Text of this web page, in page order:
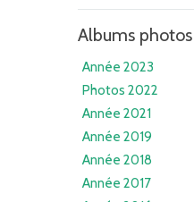
Albums photos
Année 2023
Photos 2022
Année 2021
Année 2019
Année 2018
Année 2017